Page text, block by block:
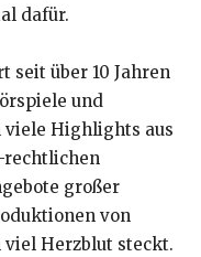
dafür.
seit über 10 Jahren
und
viele Highlights aus
rechtlichen
großer
von
Herzblut steckt.